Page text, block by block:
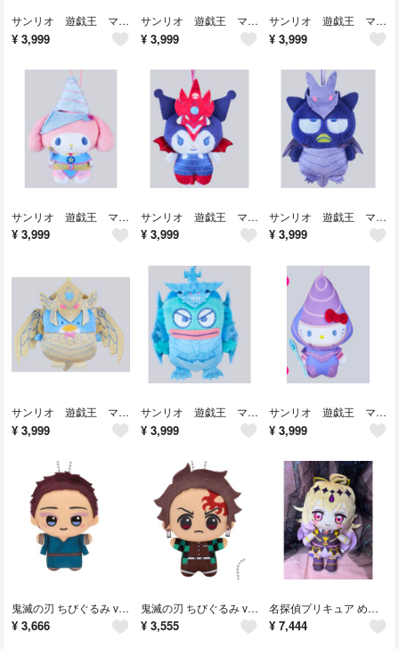
サンリオ 遊戯王 マスコット ぬいぐるみ
¥ 3,999
サンリオ 遊戯王 マスコット ぬいぐるみ⑨
¥ 3,999
サンリオ 遊戯王 マスコット ぬいぐるみ⑧
¥ 3,999
サンリオ 遊戯王 マスコット ぬいぐるみ⑦
¥ 3,999
サンリオ 遊戯王 マスコット ぬいぐるみ⑥
¥ 3,999
サンリオ 遊戯王 マスコット ぬいぐるみ⑤
¥ 3,999
サンリオ 遊戯王 マスコット ぬいぐるみ④
¥ 3,999
サンリオ 遊戯王 マスコット ぬいぐるみ③
¥ 3,999
サンリオ 遊戯王 マスコット ぬいぐるみ①
¥ 3,999
鬼滅の刃 ちびぐるみ vol.7 狛治 ぬいぐるみ
¥ 3,666
鬼滅の刃 ちびぐるみ vol.7 竈門炭治郎 ぬいぐるみ
¥ 3,555
名探偵プリキュア めちゃもふぐっと ぬいぐるみ キュアアルカナ・シャドウ
¥ 7,444